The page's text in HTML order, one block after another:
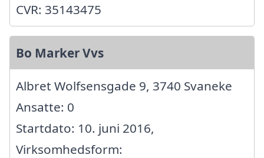
CVR: 35143475
Bo Marker Vvs
Albret Wolfsensgade 9, 3740 Svaneke
Ansatte: 0
Startdato: 10. juni 2016,
Virksomhedsform: